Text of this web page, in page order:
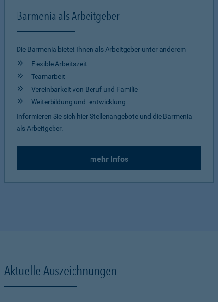
Barmenia als Arbeitgeber
Die Barmenia bietet Ihnen als Arbeitgeber unter anderem
Flexible Arbeitszeit
Teamarbeit
Vereinbarkeit von Beruf und Familie
Weiterbildung und -entwicklung
Informieren Sie sich hier Stellenangebote und die Barmenia
als Arbeitgeber.
mehr Infos
Aktuelle Auszeichnungen